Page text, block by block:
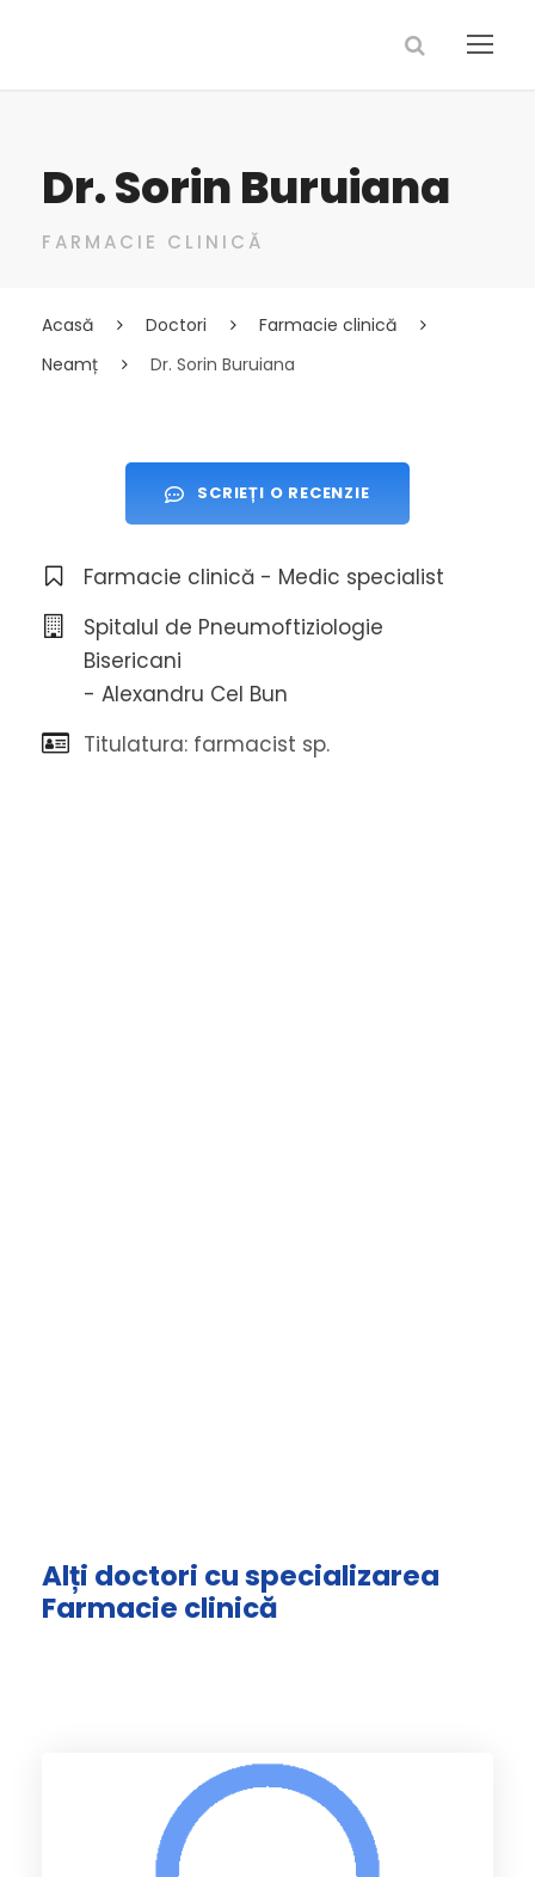
Dr. Sorin Buruiana
FARMACIE CLINICĂ
Acasă Doctori
Farmacie clinică
Neamț
Dr. Sorin Buruiana
SCRIEȚI O RECENZIE
Farmacie clinică - Medic specialist
Spitalul de Pneumoftiziologie
Bisericani
- Alexandru Cel Bun
Titulatura: farmacist sp.
Alți doctori cu specializarea
Farmacie clinică